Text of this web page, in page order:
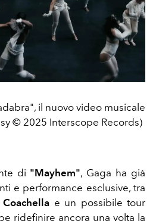
il nuovo video musicale
© 2025 Interscope Records)
di "Mayhem", Gaga ha già
e performance esclusive, tra
Coachella e un possibile tour
ridefinire ancora una volta la